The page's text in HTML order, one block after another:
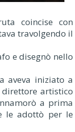
coincise con
travolgendo il
e disegnò nello
aveva iniziato a
artistico
a prima
le adottò per le